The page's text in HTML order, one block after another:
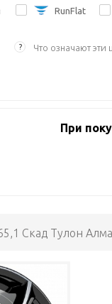
RunFlat
? Что означают эти
При
Скад Тулон